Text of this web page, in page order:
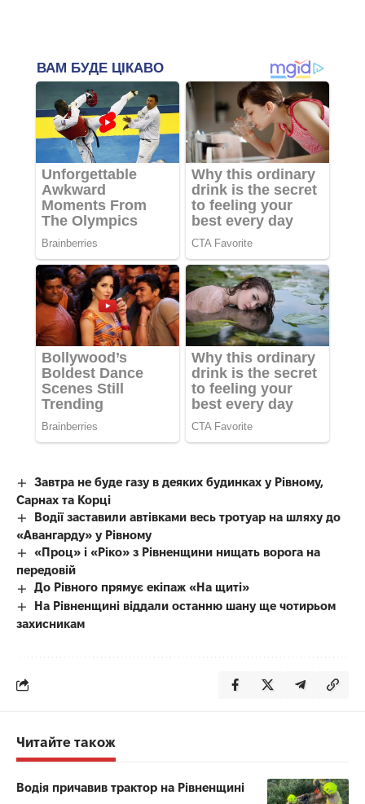
Завтра не буде газу в деяких будинках у Рівному,
Сарнах та Корці
Водії заставили автівками весь тротуар на шляху до
«Авангарду» у Рівному
«Проц» і «Ріко» з Рівненщини нищать ворога на
передовій
До Рівного прямує екіпаж «На щиті»
На Рівненщині віддали останню шану ще чотирьом
захисникам
Читайте також
Водія причавив трактор на Рівненщині